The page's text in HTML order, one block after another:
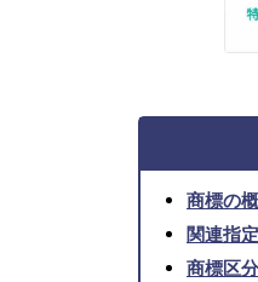
商標の
関連指
商標区分